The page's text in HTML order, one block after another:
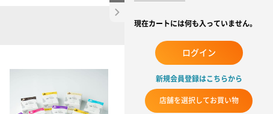
現在カートには何も入っていません。
ログイン
新規会員登録はこちらから
店舗を選択してお買い物